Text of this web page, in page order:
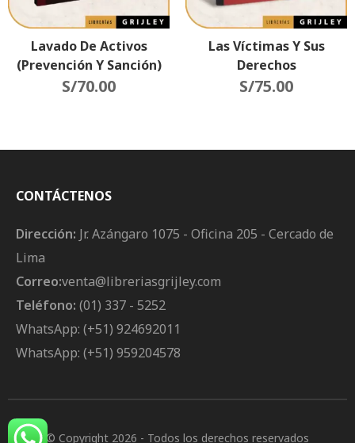
Lavado De Activos
(Prevención Y Sanción)
S/70.00
Las Víctimas Y Sus
Derechos
S/75.00
CONTÁCTENOS
Dirección: Jr. Azángaro 1075 - Oficina 205 - Cercado de
Lima
Correo:venta@libreriasgrijley.com
Teléfono: (01) 337 - 5252
WhatsApp: (+51) 924692011
WhatsApp: (+51) 959204578
© Copyright 2026 - Todos los derechos reservados